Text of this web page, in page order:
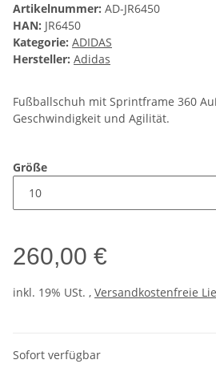
Artikelnummer: AD-JR6450
HAN: JR6450
Kategorie: ADIDAS
Hersteller: Adidas
Fußballschuh mit Sprintframe 360
Geschwindigkeit und Agilität.
Größe
260,00 €
inkl. 19% USt. , Versandkostenfreie
Sofort verfügbar